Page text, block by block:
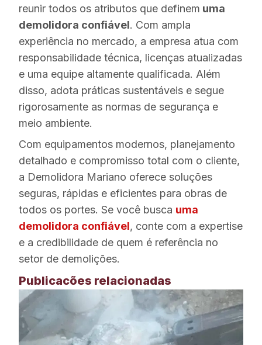
reunir todos os atributos que definem uma
demolidora confiável. Com ampla
experiência no mercado, a empresa atua com
responsabilidade técnica, licenças atualizadas
e uma equipe altamente qualificada. Além
disso, adota práticas sustentáveis e segue
rigorosamente as normas de segurança e
meio ambiente.
Com equipamentos modernos, planejamento
detalhado e compromisso total com o cliente,
a Demolidora Mariano oferece soluções
seguras, rápidas e eficientes para obras de
todos os portes. Se você busca uma
demolidora confiável, conte com a expertise
e a credibilidade de quem é referência no
setor de demolições.
Publicacões relacionadas